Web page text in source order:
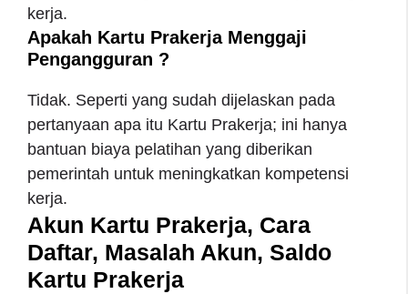
kerja.
Apakah Kartu Prakerja Menggaji
Pengangguran ?
Tidak. Seperti yang sudah dijelaskan pada
pertanyaan apa itu Kartu Prakerja; ini hanya
bantuan biaya pelatihan yang diberikan
pemerintah untuk meningkatkan kompetensi
kerja.
Akun Kartu Prakerja, Cara
Daftar, Masalah Akun, Saldo
Kartu Prakerja